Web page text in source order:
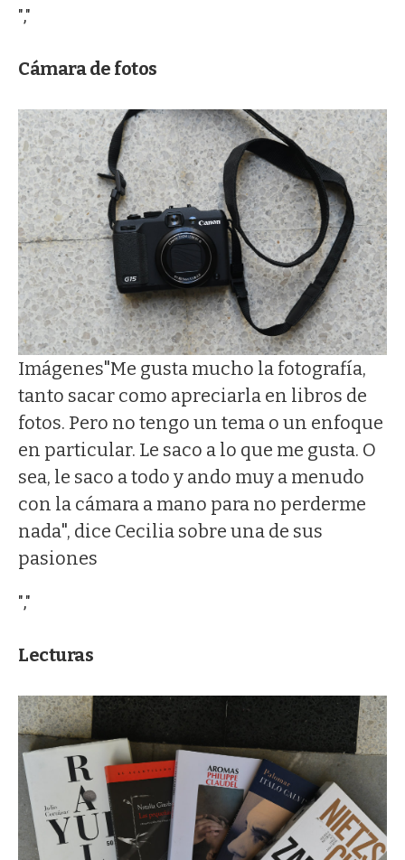
","
Cámara de fotos
Imágenes"Me gusta mucho la fotografía,
tanto sacar como apreciarla en libros de
fotos. Pero no tengo un tema o un enfoque
en particular. Le saco a lo que me gusta. O
sea, le saco a todo y ando muy a menudo
con la cámara a mano para no perderme
nada", dice Cecilia sobre una de sus
pasiones
","
Lecturas